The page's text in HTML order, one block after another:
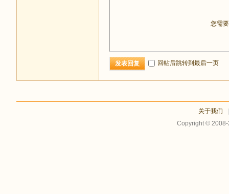
您需
发表回复 回帖后跳转到最后一页
关于我们
Copyright ©